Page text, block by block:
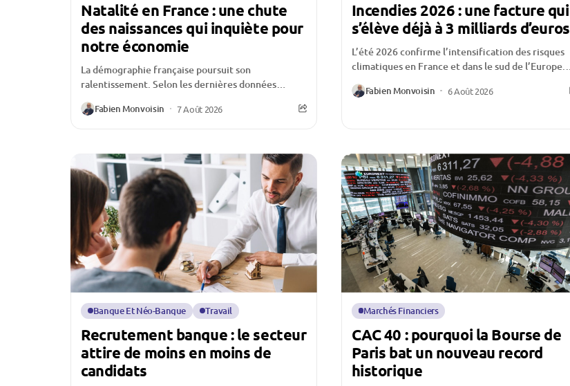
Natalité en France : une chute
des naissances qui inquiète pour
notre économie
La démographie française poursuit son
ralentissement. Selon les dernières données
publiées par l’Insee, le nombre de naissances
continue de reculer au premier semestre...
Fabien Monvoisin 7 Août 2026
Incendies 2026 : une facture qui
s’élève déjà à 3 milliards d’euros
L’été 2026 confirme l’intensification des risques
climatiques en France et dans le sud de l’Europe.
Multiplication des feux de forêt, surfaces
détruites en...
Fabien Monvoisin 6 Août 2026
Banque Et Néo-Banque Travail
Recrutement banque : le secteur
attire de moins en moins de
candidats
Marchés Financiers
CAC 40 : pourquoi la Bourse de
Paris bat un nouveau record
historique